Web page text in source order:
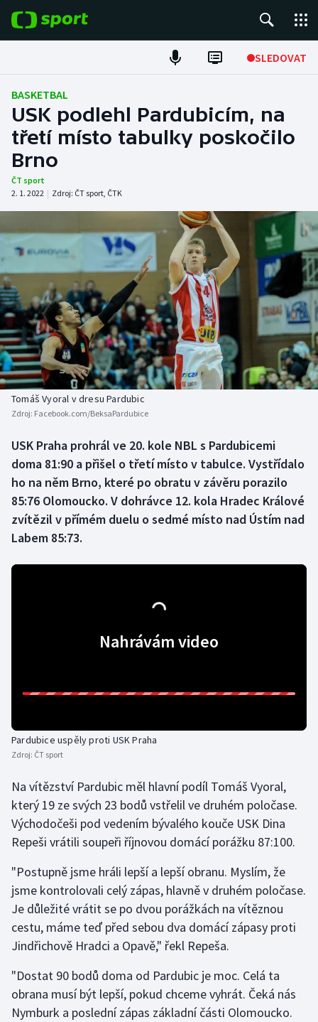
SLEDOVAT
Fotbal
Hokej
Tenis
Atletika
DALŠÍ SPORTY
Americký fotbal
Baseball a softbal
Basketbal
Biatlon
Box
Curling
Dostihy
Florbal
Jezdectví
Krasobruslení
Lezení
Lyže a snowboard
Moderní pětiboj
Motorsport
Olympijské hry
Parasport
NEPŘEHLÉDNĚTE
Soutěže
Historické návraty
Aplikace ČT sport
BASKETBAL
USK podlehl Pardubicím, na
třetí místo tabulky poskočilo
Brno
ČT sport
2. 1. 2022 | Zdroj: ČT sport, ČTK
Tomáš Vyoral v dresu Pardubic
Zdroj: Facebook.com/BeksaPardubice
USK Praha prohrál ve 20. kole NBL s Pardubicemi
doma 81:90 a přišel o třetí místo v tabulce. Vystřídalo
ho na něm Brno, které po obratu v závěru porazilo
85:76 Olomoucko. V dohrávce 12. kola Hradec Králové
zvítězil v přímém duelu o sedmé místo nad Ústím nad
Labem 85:73.
Nahrávám video
Pardubice uspěly proti USK Praha
Zdroj: ČT sport
Na vítězství Pardubic měl hlavní podíl Tomáš Vyoral,
který 19 ze svých 23 bodů vstřelil ve druhém poločase.
Východočeši pod vedením bývalého kouče USK Dina
Repeši vrátili soupeři říjnovou domácí porážku 87:100.
"Postupně jsme hráli lepší a lepší obranu. Myslím, že
jsme kontrolovali celý zápas, hlavně v druhém poločase.
Je důležité vrátit se po dvou porážkách na vítěznou
cestu, máme teď před sebou dva domácí zápasy proti
Jindřichově Hradci a Opavě," řekl Repeša.
"Dostat 90 bodů doma od Pardubic je moc. Celá ta
obrana musí být lepší, pokud chceme vyhrát. Čeká nás
Nymburk a poslední zápas základní části Olomoucko.